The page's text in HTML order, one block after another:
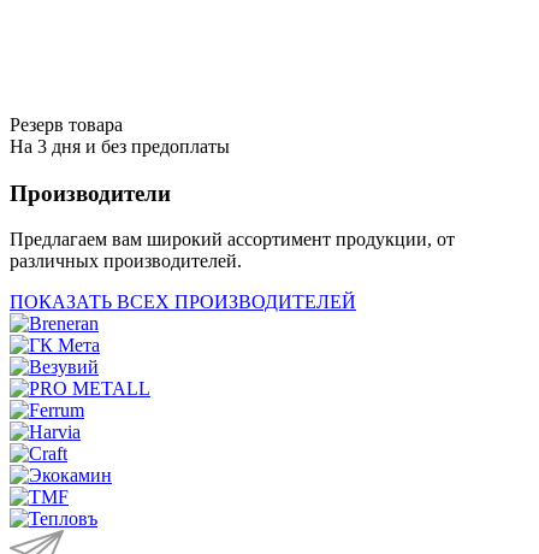
Резерв товара
На 3 дня и без предоплаты
Производители
Предлагаем вам широкий ассортимент продукции, от
различных производителей.
ПОКАЗАТЬ ВСЕХ ПРОИЗВОДИТЕЛЕЙ